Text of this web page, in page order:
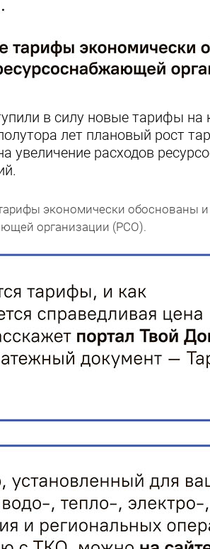
в силу новые тарифы на
лет плановый рост
увеличение расходов
экономически обоснованы
организации (РСО).